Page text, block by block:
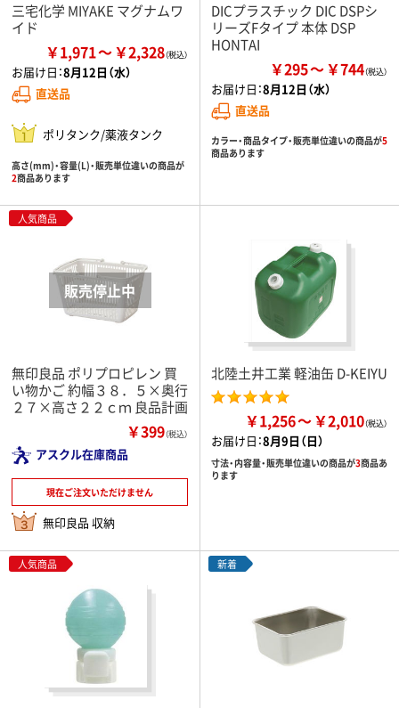
三宅化学 MIYAKE マグナムワ
イド
￥1,971 ￥2,328
お届け日：8月12日（水）
直送品
ポリタンク/薬液タンク
高さ(mm)・容量(L)・販売単位違いの商品が
2商品あります
DICプラスチック DIC DSPシ
リーズFタイプ 本体 DSP
HONTAI
￥295 ￥744
お届け日：8月12日（水）
直送品
カラー・商品タイプ・販売単位違いの商品が5
商品あります
人気商品
無印良品 ポリプロピレン 買
い物かご 約幅３８．５×奥行
２７×高さ２２ｃｍ 良品計画
￥399（税込）
アスクル在庫商品
現在ご注文いただけません
無印良品 収納
北陸土井工業 軽油缶 D-KEIYU
￥1,256 ￥2,010
お届け日：8月9日（日）
寸法・内容量・販売単位違いの商品が3商品あ
ります
人気商品 新着